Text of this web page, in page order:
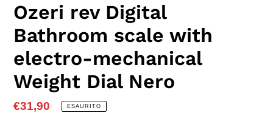
Ozeri rev Digital
Bathroom scale with
electro-mechanical
Weight Dial Nero
Prezzo
€31,90 ESAURITO